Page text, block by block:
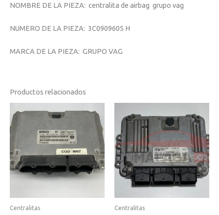
NOMBRE DE LA PIEZA: centralita de airbag grupo vag
NUMERO DE LA PIEZA: 3C0909605 H
MARCA DE LA PIEZA: GRUPO VAG
Productos relacionados
Centralitas Centralitas